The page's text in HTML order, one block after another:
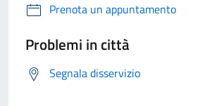
Prenota un appuntamento
Problemi in città
Segnala disservizio